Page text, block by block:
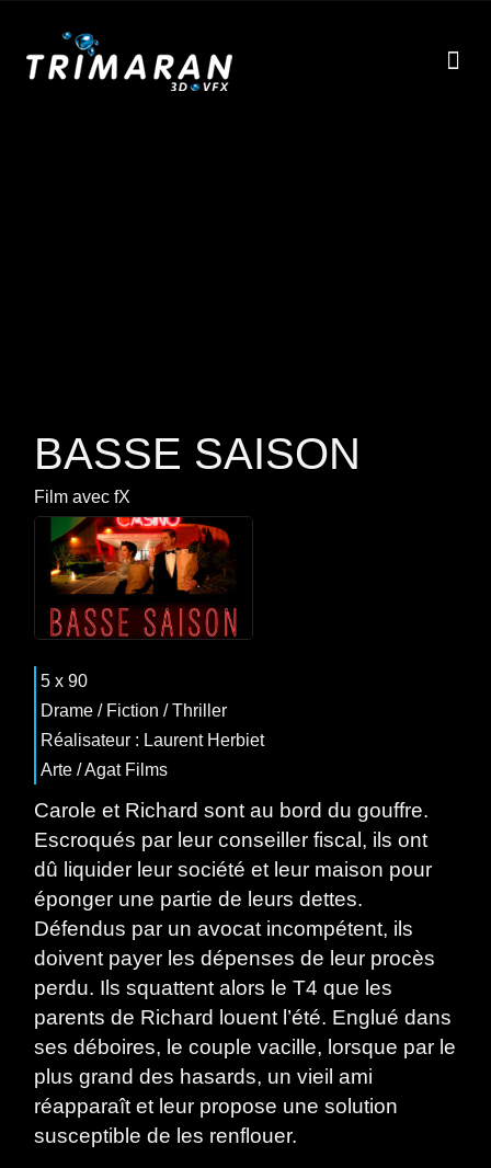
BASSE SAISON
Film avecfX
5 x 90
Drame / Fiction /Thriller
Réalisateur : Laurent Herbiet
Arte / Agat Films
Carole et Richard sont au bord du gouffre.
Escroqués par leur conseiller fiscal, ils ont
dû liquider leur société et leur maison pour
éponger une partie de leurs dettes.
Défendus par un avocat incompétent, ils
doivent payer les dépenses de leur procès
perdu. Ils squattent alors le T4 que les
parents de Richard louent l’été. Englué dans
ses déboires, le couple vacille, lorsque par le
plus grand des hasards, un vieil ami
réapparaît et leur propose une solution
susceptible de les renflouer.